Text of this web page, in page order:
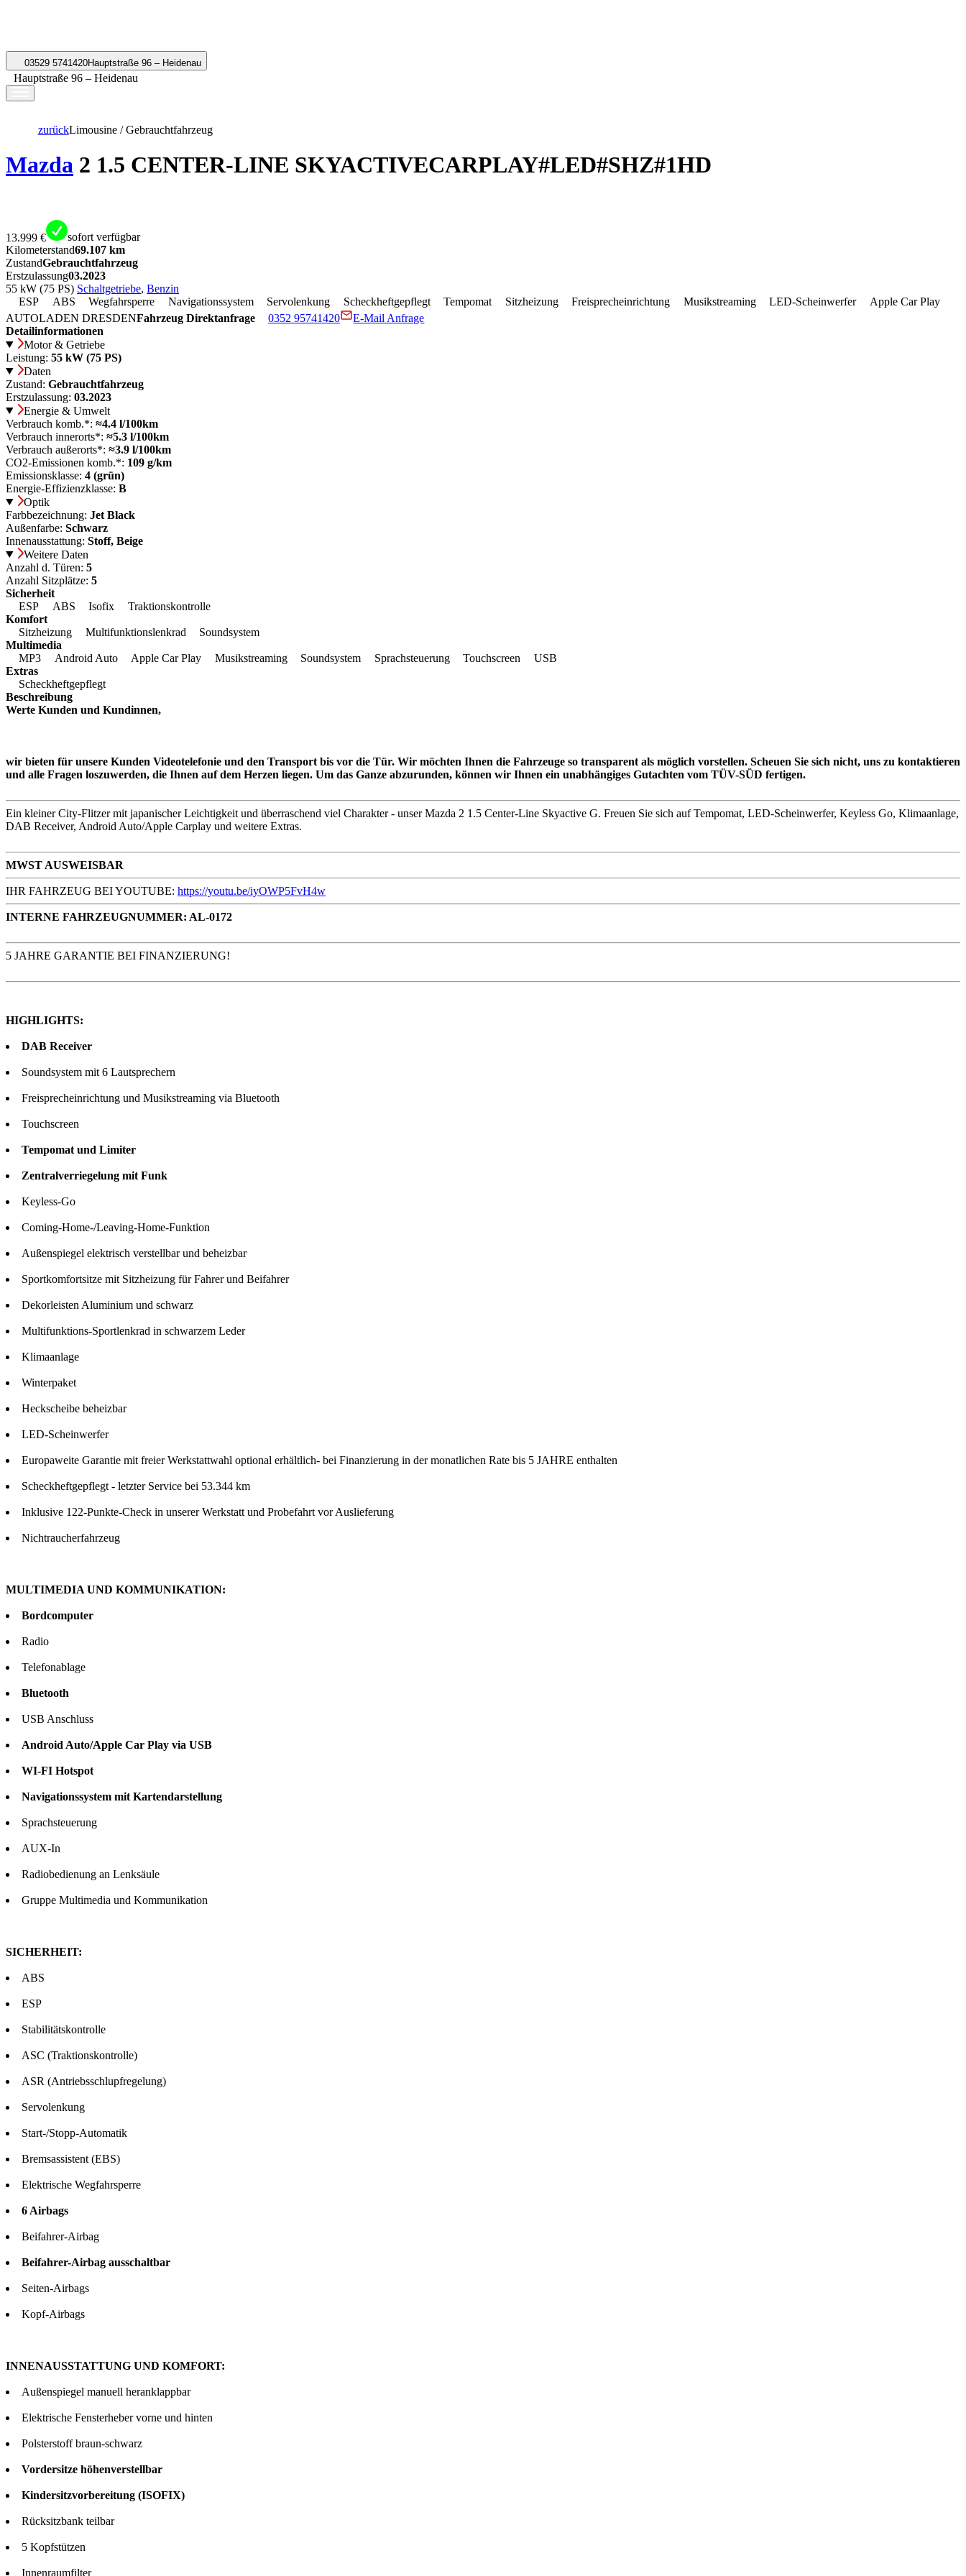
03529 5741420Hauptstraße 96 – Heidenau
Hauptstraße 96 – Heidenau
zurückLimousine / Gebrauchtfahrzeug
Mazda 2 1.5 CENTER-LINE SKYACTIVECARPLAY​#LED​#SHZ​#1HD
13.999 €
sofort verfügbar
Kilometerstand69.107 km
ZustandGebrauchtfahrzeug
Erstzulassung03.2023
55 kW (75 PS) Schaltgetriebe, Benzin
ESP
ABS Wegfahrsperre Navigationssystem Servolenkung Scheckheftgepflegt Tempomat Sitzheizung Freisprecheinrichtung Musikstreaming LED-Scheinwerfer
Apple Car Play
AUTOLADEN DRESDENFahrzeug Direktanfrage 0352 95741420
E-Mail Anfrage
Detailinformationen
Motor & Getriebe
Leistung: 55 kW (75 PS)
Daten
Zustand: Gebrauchtfahrzeug
Erstzulassung: 03.2023
Energie & Umwelt
Verbrauch komb.*: ≈4.4 l/100km
Verbrauch innerorts*: ≈5.3 l/100km
Verbrauch außerorts*: ≈3.9 l/100km
CO2-Emissionen komb.*: 109 g/km
Emissionsklasse: 4 (grün)
Energie-Effizienzklasse: B
Optik
Farbbezeichnung: Jet Black
Außenfarbe: Schwarz
Innenausstattung: Stoff, Beige
Weitere Daten
Anzahl d. Türen: 5
Anzahl Sitzplätze: 5
Sicherheit
ESP
ABS Isofix
Traktionskontrolle
Komfort
Sitzheizung
Multifunktionslenkrad
Soundsystem
Multimedia
MP3
Android Auto Apple Car Play Musikstreaming Soundsystem Sprachsteuerung Touchscreen
USB
Extras
Scheckheftgepflegt
Beschreibung
Werte Kunden und Kundinnen,
wir bieten für unsere Kunden Videotelefonie und den Transport bis vor die Tür. Wir möchten Ihnen die Fahrzeuge so transparent als möglich vorstellen. Scheuen Sie sich nicht, uns zu kontaktieren
und alle Fragen loszuwerden, die Ihnen auf dem Herzen liegen. Um das Ganze abzurunden, können wir Ihnen ein unabhängiges Gutachten vom TÜV-SÜD fertigen.
Ein kleiner City-Flitzer mit japanischer Leichtigkeit und überraschend viel Charakter - unser Mazda 2 1.5 Center-Line Skyactive G. Freuen Sie sich auf Tempomat, LED-Scheinwerfer, Keyless Go, Klimaanlage,
DAB Receiver, Android Auto/Apple Carplay und weitere Extras.
MWST AUSWEISBAR
IHR FAHRZEUG BEI YOUTUBE: https://youtu.be/iyOWP5FvH4w
INTERNE FAHRZEUGNUMMER: AL-0172
5 JAHRE GARANTIE BEI FINANZIERUNG!
HIGHLIGHTS:
DAB Receiver
Soundsystem mit 6 Lautsprechern
Freisprecheinrichtung und Musikstreaming via Bluetooth
Touchscreen
Tempomat und Limiter
Zentralverriegelung mit Funk
Keyless-Go
Coming-Home-/Leaving-Home-Funktion
Außenspiegel elektrisch verstellbar und beheizbar
Sportkomfortsitze mit Sitzheizung für Fahrer und Beifahrer
Dekorleisten Aluminium und schwarz
Multifunktions-Sportlenkrad in schwarzem Leder
Klimaanlage
Winterpaket
Heckscheibe beheizbar
LED-Scheinwerfer
Europaweite Garantie mit freier Werkstattwahl optional erhältlich- bei Finanzierung in der monatlichen Rate bis 5 JAHRE enthalten
Scheckheftgepflegt - letzter Service bei 53.344 km
Inklusive 122-Punkte-Check in unserer Werkstatt und Probefahrt vor Auslieferung
Nichtraucherfahrzeug
MULTIMEDIA UND KOMMUNIKATION:
Bordcomputer
Radio
Telefonablage
Bluetooth
USB Anschluss
Android Auto/Apple Car Play via USB
WI-FI Hotspot
Navigationssystem mit Kartendarstellung
Sprachsteuerung
AUX-In
Radiobedienung an Lenksäule
Gruppe Multimedia und Kommunikation
SICHERHEIT:
ABS
ESP
Stabilitätskontrolle
ASC (Traktionskontrolle)
ASR (Antriebsschlupfregelung)
Servolenkung
Start-/Stopp-Automatik
Bremsassistent (EBS)
Elektrische Wegfahrsperre
6 Airbags
Beifahrer-Airbag
Beifahrer-Airbag ausschaltbar
Seiten-Airbags
Kopf-Airbags
INNENAUSSTATTUNG UND KOMFORT:
Außenspiegel manuell heranklappbar
Elektrische Fensterheber vorne und hinten
Polsterstoff braun-schwarz
Vordersitze höhenverstellbar
Kindersitzvorbereitung (ISOFIX)
Rücksitzbank teilbar
5 Kopfstützen
Innenraumfilter